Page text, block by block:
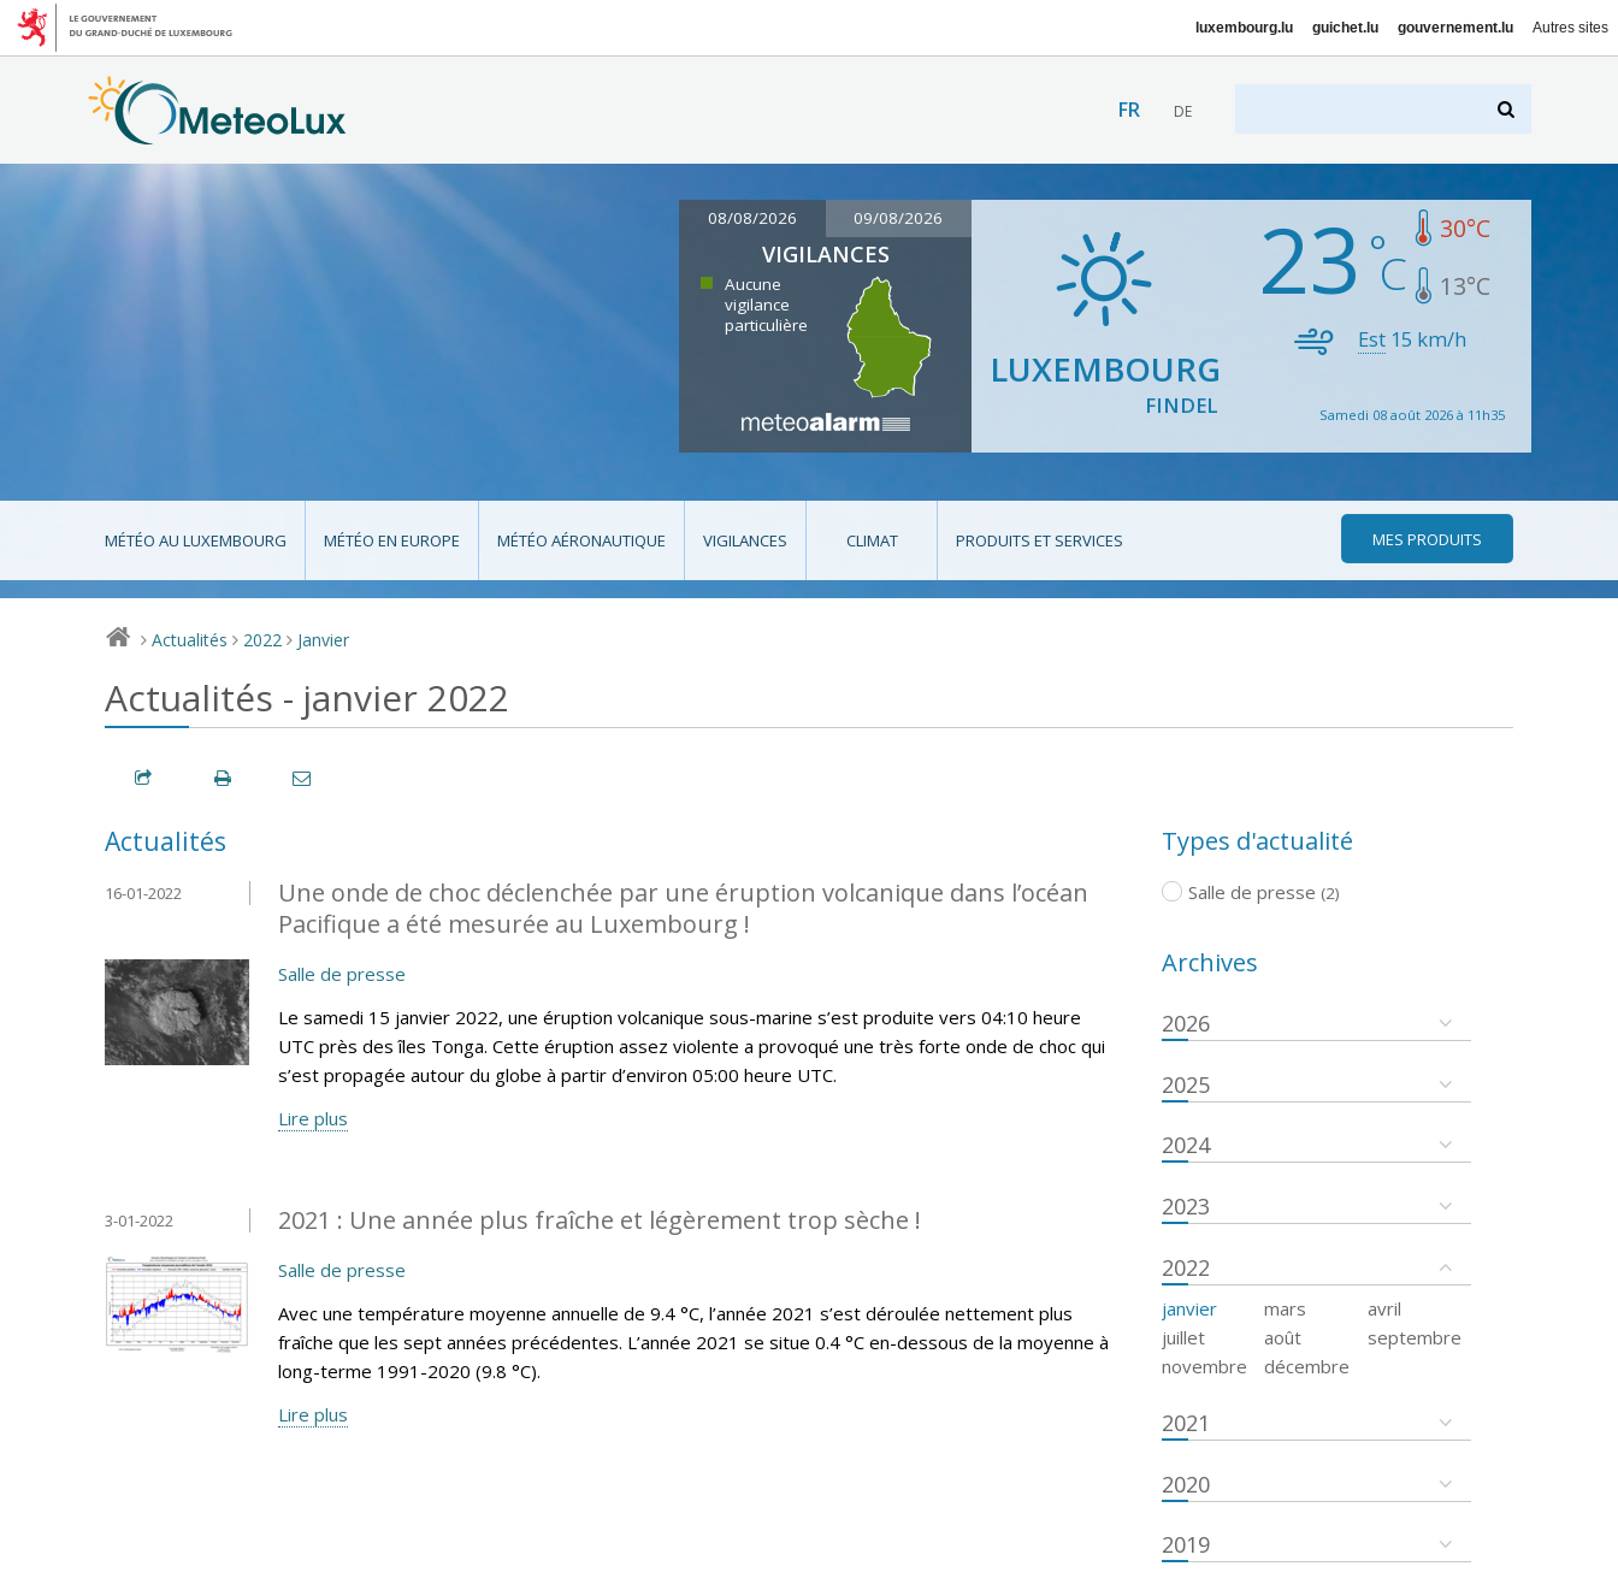
luxembourg.lu guichet.lu gouvernement.lu Autres sites
FR DE
08/08/2026 09/08/2026
VIGILANCES
Aucune
vigilance
particulière
LUXEMBOURG
FINDEL
23 30°C
13°C
Est15 km/h
Samedi 08 août 2026 à 11h35
MÉTÉO AU LUXEMBOURG MÉTÉO EN EUROPE MÉTÉO AÉRONAUTIQUE VIGILANCES CLIMAT PRODUITS ET SERVICES MES PRODUITS
> Actualités > 2022 > Janvier
Actualités - janvier 2022
Actualités
Une onde de choc déclenchée par une éruption volcanique dans l’océan
Pacifique a été mesurée au Luxembourg !
16-01-2022
Salle de presse
Le samedi 15 janvier 2022, une éruption volcanique sous-marine s’est produite vers 04:10 heure
UTC près des îles Tonga. Cette éruption assez violente a provoqué une très forte onde de choc qui
s’est propagée autour du globe à partir d’environ 05:00 heure UTC.
Lire plus
2021 : Une année plus fraîche et légèrement trop sèche !
3-01-2022
Salle de presse
Avec une température moyenne annuelle de 9.4 °C, l’année 2021 s’est déroulée nettement plus
fraîche que les sept années précédentes. L’année 2021 se situe 0.4 °C en-dessous de la moyenne à
long-terme 1991-2020 (9.8 °C).
Lire plus
Types d'actualité
Salle de presse (2)
Archives
2026
2025
2024
2023
2022
janvier mars
avril
juillet
août
septembre
novembre
décembre
2021
2020
2019